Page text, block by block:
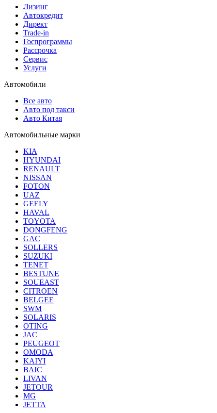
Лизинг
Автокредит
Директ
Trade-in
Госпрограммы
Рассрочка
Сервис
Услуги
Автомобили
Все авто
Авто под такси
Авто Китая
Автомобильные марки
KIA
HYUNDAI
RENAULT
NISSAN
FOTON
UAZ
GEELY
HAVAL
TOYOTA
DONGFENG
GAC
SOLLERS
SUZUKI
TENET
BESTUNE
SOUEAST
CITROEN
BELGEE
SWM
SOLARIS
OTING
JAC
PEUGEOT
OMODA
KAIYI
BAIC
LIVAN
JETOUR
MG
JETTA